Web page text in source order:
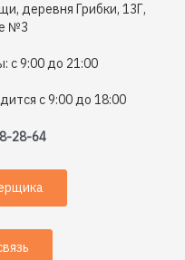
деревня Грибки, 13Г,
№3
с 9:00 до 21:00
с 9:00 до 18:00
28-64